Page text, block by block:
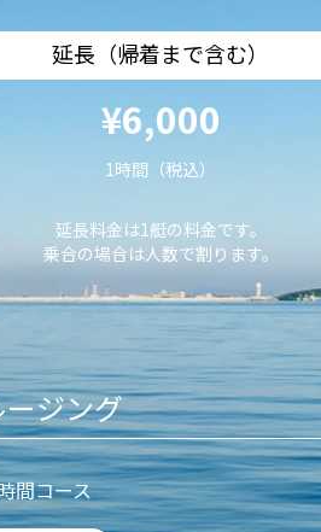
延長（帰着まで含む）
¥6,000
1時間（税込）
延長料金は1艇の料金です。
乗合の場合は人数で割ります。
ジング
間コース